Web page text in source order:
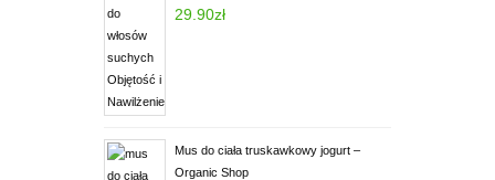
29.90zł
Mus do ciała truskawkowy jogurt –
Organic Shop